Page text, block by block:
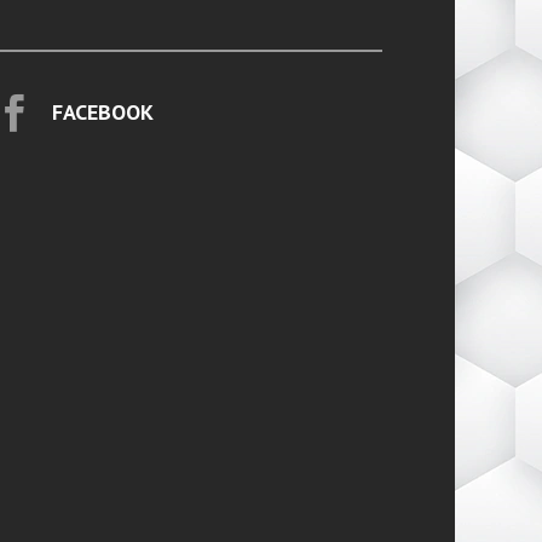
 FACEBOOK